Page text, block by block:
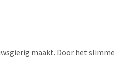
maakt. Door het slimme